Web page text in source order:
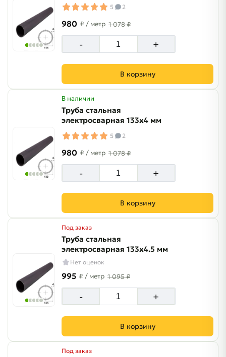
5 2
980 ₽ / метр 1 078 ₽
- +
В корзину
В наличии
Труба стальная
электросварная 133х4 мм
5 2
980 ₽ / метр 1 078 ₽
- +
В корзину
Под заказ
Труба стальная
электросварная 133х4.5 мм
Нет оценок
995 ₽ / метр 1 095 ₽
- +
В корзину
Под заказ